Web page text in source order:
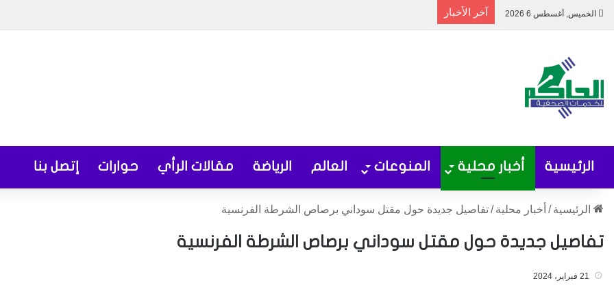
الخميس, أغسطس 6 2026 آخر الأخبار
الرئيسية أخبار محلية المنوعات العالم الرياضة مقالات الرأي حوارات إتصل بنا
الرئيسية / أخبار محلية /تفاصيل جديدة حول مقتل سوداني برصاص الشرطة الفرنسية
تفاصيل جديدة حول مقتل سوداني برصاص الشرطة الفرنسية
21 فبراير، 2024